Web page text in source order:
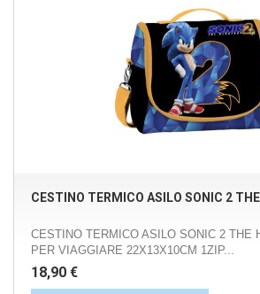
CESTINO TERMICO ASILO SONIC 2
CESTINO TERMICO ASILO SONIC 2 THE
PER VIAGGIARE 22X13X10CM 1ZIP...
18,90 €